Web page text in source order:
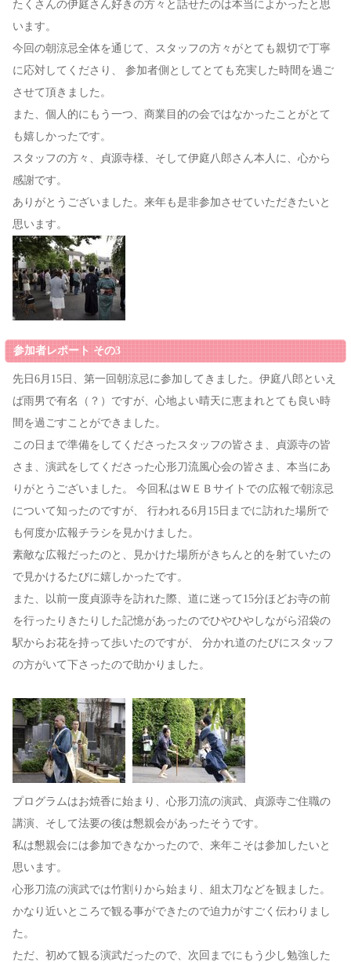
たくさんの伊庭さん好きの方々と話せたのは本当によかったと思
います。
今回の朝涼忌全体を通じて、スタッフの方々がとても親切で丁寧
に応対してくださり、 参加者側としてとても充実した時間を過ご
させて頂きました。
また、個人的にもう一つ、商業目的の会ではなかったことがとて
も嬉しかったです。
スタッフの方々、貞源寺様、そして伊庭八郎さん本人に、心から
感謝です。
ありがとうございました。来年も是非参加させていただきたいと
思います。
参加者レポート その3
先日6月15日、第一回朝涼忌に参加してきました。伊庭八郎といえ
ば雨男で有名（？）ですが、心地よい晴天に恵まれとても良い時
間を過ごすことができました。
この日まで準備をしてくださったスタッフの皆さま、貞源寺の皆
さま、演武をしてくださった心形刀流風心会の皆さま、本当にあ
りがとうございました。 今回私はＷＥＢサイトでの広報で朝涼忌
について知ったのですが、 行われる6月15日までに訪れた場所で
も何度か広報チラシを見かけました。
素敵な広報だったのと、見かけた場所がきちんと的を射ていたの
で見かけるたびに嬉しかったです。
また、以前一度貞源寺を訪れた際、道に迷って15分ほどお寺の前
を行ったりきたりした記憶があったのでひやひやしながら沼袋の
駅からお花を持って歩いたのですが、 分かれ道のたびにスタッフ
の方がいて下さったので助かりました。
プログラムはお焼香に始まり、心形刀流の演武、貞源寺ご住職の
講演、そして法要の後は懇親会があったそうです。
私は懇親会には参加できなかったので、来年こそは参加したいと
思います。
心形刀流の演武では竹割りから始まり、組太刀などを観ました。
かなり近いところで観る事ができたので迫力がすごく伝わりまし
た。
ただ、初めて観る演武だったので、次回までにもう少し勉強した